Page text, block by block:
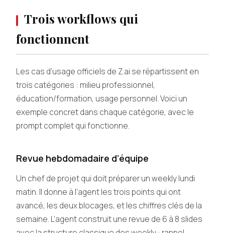
Trois workflows qui
fonctionnent
Les cas d’usage officiels de Z.ai se répartissent en
trois catégories : milieu professionnel,
éducation/formation, usage personnel. Voici un
exemple concret dans chaque catégorie, avec le
prompt complet qui fonctionne.
Revue hebdomadaire d’équipe
Un chef de projet qui doit préparer un weekly lundi
matin. Il donne à l’agent les trois points qui ont
avancé, les deux blocages, et les chiffres clés de la
semaine. L’agent construit une revue de 6 à 8 slides